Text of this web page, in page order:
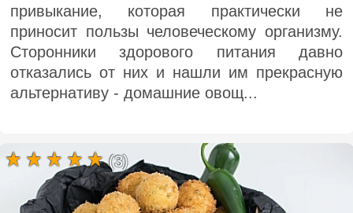
привыкание, которая практически не
приносит пользы человеческому организму.
Сторонники здорового питания давно
отказались от них и нашли им прекрасную
альтернативу - домашние овощ...
(3)